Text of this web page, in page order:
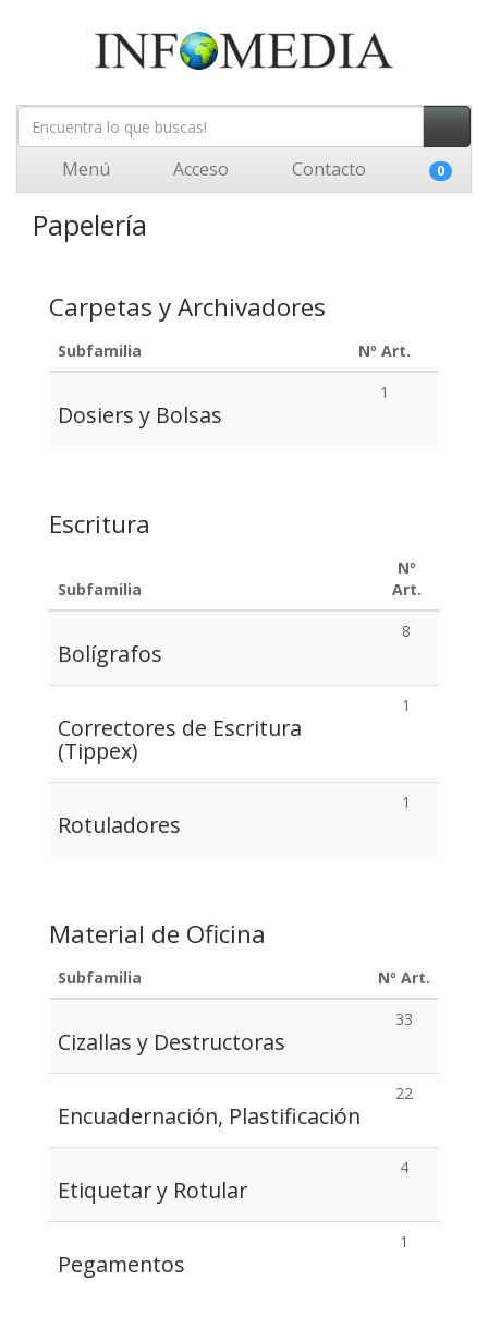
Menú Acceso Contacto 0
Papelería
Carpetas y Archivadores
Subfamilia Nº Art.
Dosiers y Bolsas
1
Escritura
Subfamilia
Nº
Art.
Bolígrafos
8
Correctores de Escritura
(Tippex)
1
Rotuladores
1
Material de Oficina
Subfamilia Nº Art.
Cizallas y Destructoras
33
Encuadernación, Plastificación
22
Etiquetar y Rotular
4
Pegamentos
1